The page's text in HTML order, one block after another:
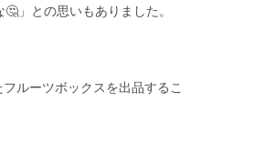
」との思いもありました。
ルーツボックスを出品するこ